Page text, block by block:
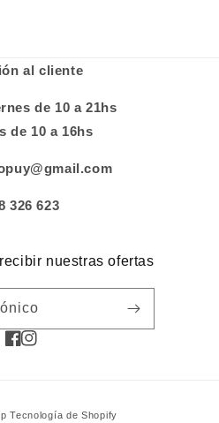
al cliente
de 10 a 21hs
de 10 a 16hs
326 623
nuestras ofertas
Facebook
Instagram
Tecnología de Shopify